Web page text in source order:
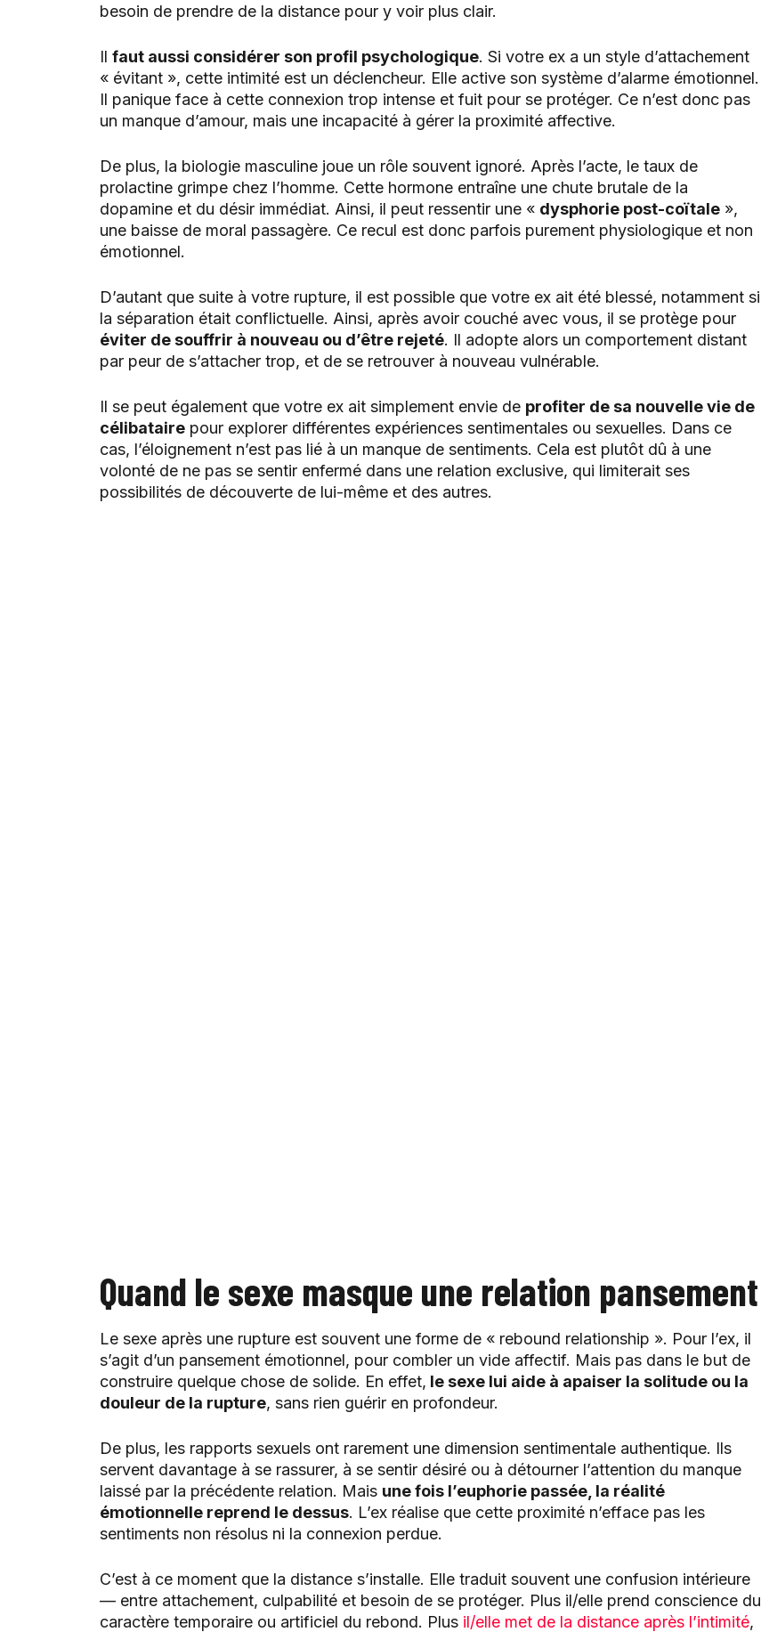
besoin de prendre de la distance pour y voir plus clair.
Il faut aussi considérer son profil psychologique. Si votre ex a un style d’attachement
« évitant », cette intimité est un déclencheur. Elle active son système d’alarme émotionnel.
Il panique face à cette connexion trop intense et fuit pour se protéger. Ce n’est donc pas
un manque d’amour, mais une incapacité à gérer la proximité affective.
De plus, la biologie masculine joue un rôle souvent ignoré. Après l’acte, le taux de
prolactine grimpe chez l’homme. Cette hormone entraîne une chute brutale de la
dopamine et du désir immédiat. Ainsi, il peut ressentir une « dysphorie post-coïtale »,
une baisse de moral passagère. Ce recul est donc parfois purement physiologique et non
émotionnel.
D’autant que suite à votre rupture, il est possible que votre ex ait été blessé, notamment si
la séparation était conflictuelle. Ainsi, après avoir couché avec vous, il se protège pour
éviter de souffrir à nouveau ou d’être rejeté. Il adopte alors un comportement distant
par peur de s’attacher trop, et de se retrouver à nouveau vulnérable.
Il se peut également que votre ex ait simplement envie de profiter de sa nouvelle vie de
célibataire pour explorer différentes expériences sentimentales ou sexuelles. Dans ce
cas, l’éloignement n’est pas lié à un manque de sentiments. Cela est plutôt dû à une
volonté de ne pas se sentir enfermé dans une relation exclusive, qui limiterait ses
possibilités de découverte de lui-même et des autres.
Quand le sexe masque une relation pansement
Le sexe après une rupture est souvent une forme de « rebound relationship ». Pour l’ex, il
s’agit d’un pansement émotionnel, pour combler un vide affectif. Mais pas dans le but de
construire quelque chose de solide. En effet, le sexe lui aide à apaiser la solitude ou la
douleur de la rupture, sans rien guérir en profondeur.
De plus, les rapports sexuels ont rarement une dimension sentimentale authentique. Ils
servent davantage à se rassurer, à se sentir désiré ou à détourner l’attention du manque
laissé par la précédente relation. Mais une fois l’euphorie passée, la réalité
émotionnelle reprend le dessus. L’ex réalise que cette proximité n’efface pas les
sentiments non résolus ni la connexion perdue.
C’est à ce moment que la distance s’installe. Elle traduit souvent une confusion intérieure
— entre attachement, culpabilité et besoin de se protéger. Plus il/elle prend conscience du
caractère temporaire ou artificiel du rebond. Plus il/elle met de la distance après l’intimité,